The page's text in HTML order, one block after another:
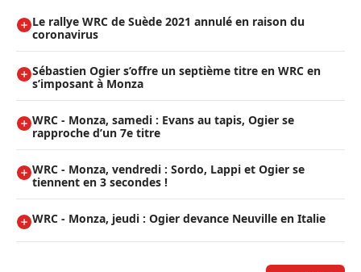
Le rallye WRC de Suède 2021 annulé en raison du
coronavirus
Sébastien Ogier s’offre un septième titre en WRC en
s’imposant à Monza
WRC - Monza, samedi : Evans au tapis, Ogier se
rapproche d’un 7e titre
WRC - Monza, vendredi : Sordo, Lappi et Ogier se
tiennent en 3 secondes !
WRC - Monza, jeudi : Ogier devance Neuville en Italie